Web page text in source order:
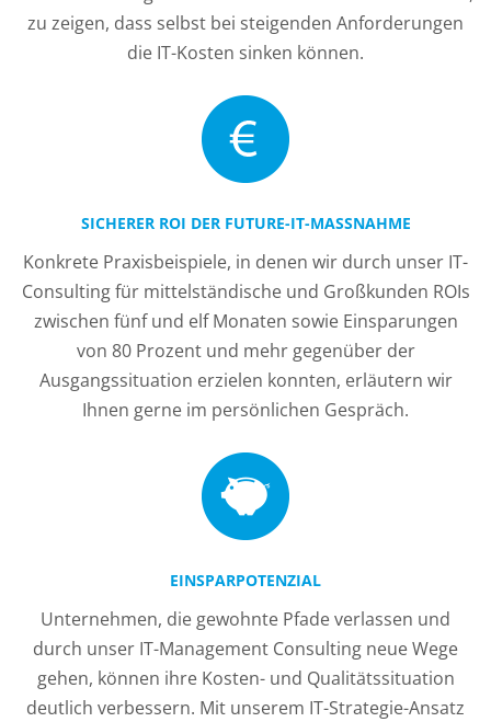
zu zeigen, dass selbst bei steigenden Anforderungen
die IT-Kosten sinken können.
SICHERER ROI DER FUTURE-IT-MASSNAHME
Konkrete Praxisbeispiele, in denen wir durch unser IT-
Consulting für mittelständische und Großkunden ROIs
zwischen fünf und elf Monaten sowie Einsparungen
von 80 Prozent und mehr gegenüber der
Ausgangssituation erzielen konnten, erläutern wir
Ihnen gerne im persönlichen Gespräch.
EINSPARPOTENZIAL
Unternehmen, die gewohnte Pfade verlassen und
durch unser IT-Management Consulting neue Wege
gehen, können ihre Kosten- und Qualitätssituation
deutlich verbessern. Mit unserem IT-Strategie-Ansatz